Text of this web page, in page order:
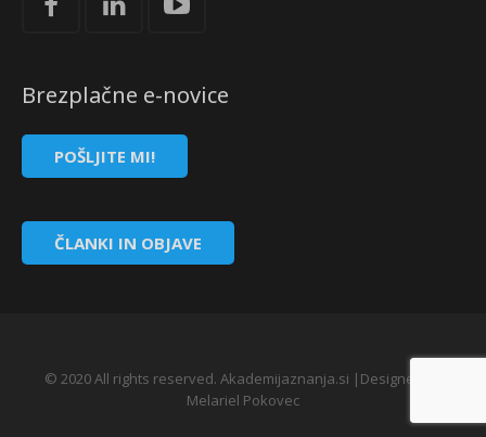
Brezplačne e-novice
POŠLJITE MI!
ČLANKI IN OBJAVE
© 2020 All rights reserved. Akademijaznanja.si |Designed by
Melariel Pokovec